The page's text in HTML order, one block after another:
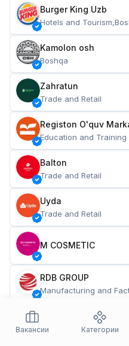
Burger King Uzb
Hotels and
Kamolon osh
Boshqa
Zahratun
Trade and Retail
Registon O'quv
Education and Training
Balton
Trade and Retail
Uyda
Trade and Retail
M COSMETIC
RDB GROUP
Manufacturing and
Restaurants and Fast
Вакансии
Категории